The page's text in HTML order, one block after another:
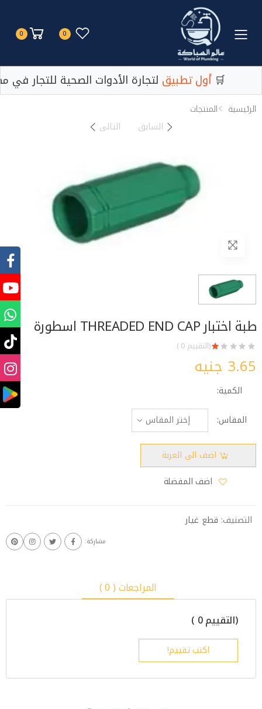
Toggle mobile menu
0
0
أول تطبيقلتجارة الأدوات الصحية للتجار لتجارة الأدوات الصحية للتجار في مصر 🛒
الرئيسية
المنتجات
السابق
التالى
طبة اختبار THREADED END CAP اسطورة
(التقييم 0 )
3.65 جنيه
الكمية:
المقاس:
اضف الى العربة
اضف المفضلة
التصنيف: قطع غيار
مشاركة:
المراجعات ( 0 )
(التقييم 0 )
اكتب تقييم!